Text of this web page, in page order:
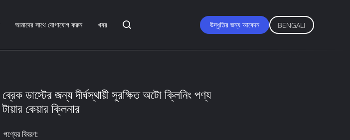
আমাদের সাথে যোগাযোগ করুন খবর উদ্ধৃতির জন্য আবেদন BENGALI
ব্রেক ডাস্টের জন্য দীর্ঘস্থায়ী সুরক্ষিত অটো ক্লিনিং পণ্য
টায়ার কেয়ার ক্লিনার
পণ্যের বিবরণ: